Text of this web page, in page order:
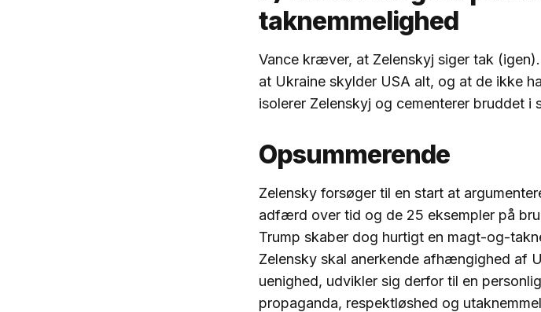
taknemmelighed
Vance kræver, at Zelenskyj siger tak
at Ukraine skylder USA alt, og at de ikke
isolerer Zelenskyj og cementerer bruddet i
Opsummerende
Zelensky forsøger til en start at
adfærd over tid og de 25 eksempler på
Trump skaber dog hurtigt en magt-og-
Zelensky skal anerkende afhængighed af
uenighed, udvikler sig derfor til en
propaganda, respektløshed og